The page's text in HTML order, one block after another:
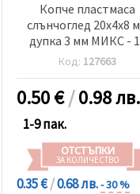
Копче пластмаса
слънчоглед 20x4x8
дупка 3 мм МИКС -
броя
Код: 127663
0.50€/0.98 лв.
1-9 пак.
ОТСТЪПКИ
ЗА КОЛИЧЕСТВО
0.35 €/0.68 лв.- 30 %